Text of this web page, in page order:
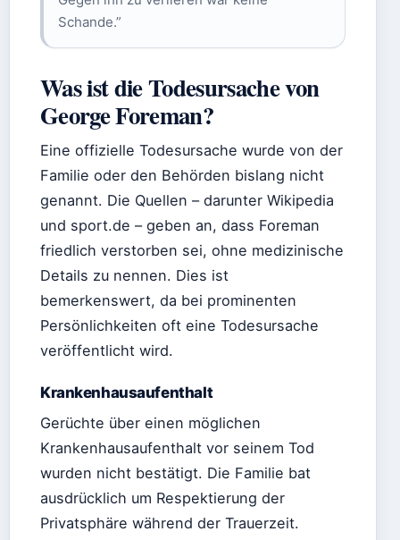
Schande.”
Was ist die Todesursache von
George Foreman?
Eine offizielle Todesursache wurde von der
Familie oder den Behörden bislang nicht
genannt. Die Quellen – darunter Wikipedia
und sport.de – geben an, dass Foreman
friedlich verstorben sei, ohne medizinische
Details zu nennen. Dies ist
bemerkenswert, da bei prominenten
Persönlichkeiten oft eine Todesursache
veröffentlicht wird.
Krankenhausaufenthalt
Gerüchte über einen möglichen
Krankenhausaufenthalt vor seinem Tod
wurden nicht bestätigt. Die Familie bat
ausdrücklich um Respektierung der
Privatsphäre während der Trauerzeit.